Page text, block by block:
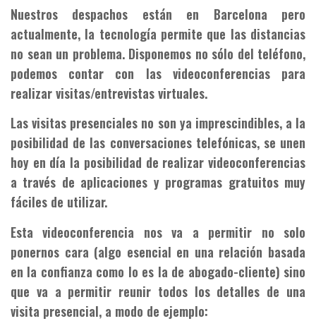
Nuestros despachos están en Barcelona pero
actualmente, la tecnología permite que las distancias
no sean un problema. Disponemos no sólo del teléfono,
podemos contar con las videoconferencias para
realizar visitas/entrevistas virtuales.
Las visitas presenciales no son ya imprescindibles, a la
posibilidad de las conversaciones telefónicas, se unen
hoy en día la posibilidad de realizar videoconferencias
a través de aplicaciones y programas gratuitos muy
fáciles de utilizar.
Esta videoconferencia nos va a permitir no solo
ponernos cara (algo esencial en una relación basada
en la confianza como lo es la de abogado-cliente) sino
que va a permitir reunir todos los detalles de una
visita presencial, a modo de ejemplo: